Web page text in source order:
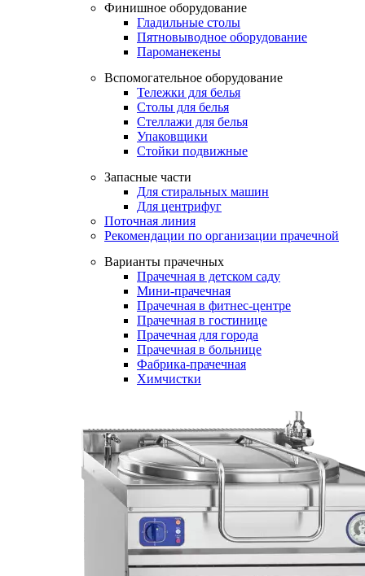
Финишное оборудование
Гладильные столы
Пятновыводное оборудование
Пароманекены
Вспомогательное оборудование
Тележки для белья
Столы для белья
Стеллажи для белья
Упаковщики
Стойки подвижные
Запасные части
Для стиральных машин
Для центрифуг
Поточная линия
Рекомендации по организации прачечной
Варианты прачечных
Прачечная в детском саду
Мини-прачечная
Прачечная в фитнес-центре
Прачечная в гостинице
Прачечная для города
Прачечная в больнице
Фабрика-прачечная
Химчистки